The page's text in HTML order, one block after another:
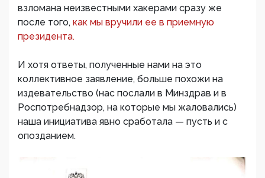
взломана неизвестными хакерами сразу же
после того, как мы вручили ее в приемную
президента.
И хотя ответы, полученные нами на это
коллективное заявление, больше похожи на
издевательство (нас послали в Минздрав и в
Роспотребнадзор, на которые мы жаловались)
наша инициатива явно сработала — пусть и с
опозданием.